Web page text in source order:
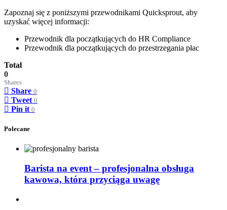
Zapoznaj się z poniższymi przewodnikami Quicksprout, aby
uzyskać więcej informacji:
Przewodnik dla początkujących do HR Compliance
Przewodnik dla początkujących do przestrzegania płac
Total
0
Shares
Share 0
Tweet 0
Pin it 0
Polecane
Barista na event – profesjonalna obsługa
kawowa, która przyciąga uwagę